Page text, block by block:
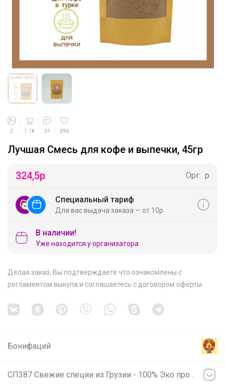
2 1.1K 31 296
Лучшая Смесь для кофе и выпечки, 45гр
324,5р Орг. р
Специальный тариф
Для вас выдача заказа — от 10р
В наличии!
Уже находится у организатора
Делая заказ, Вы подтверждаете что ознакомлены с
регламентом выкупа и соглашаетесь с договором оферты
Бонифаций